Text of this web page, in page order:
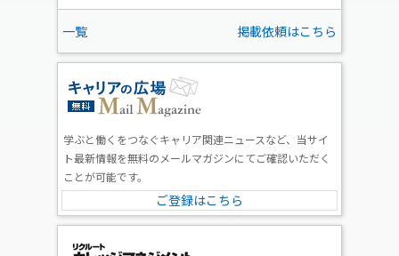
一覧 掲載依頼はこちら
学ぶと働くをつなぐキャリア関連ニュースなど、当サイ
ト最新情報を無料のメールマガジンにてご確認いただく
ことが可能です。
ご登録はこちら